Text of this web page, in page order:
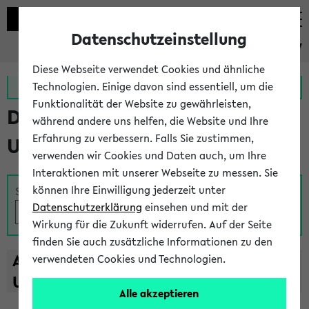
eKVV
Zur MeineUni App Zum MeineUni Portal
Das Lehrangebot der
Universität Bielefeld
Suche
A B C D E F G H I J K L M N O
U
V W X Y
Z
Datenschutzeinstellung
Diese Webseite verwendet Cookies und ähnliche
Technologien. Einige davon sind essentiell, um die
Funktionalität der Website zu gewährleisten,
während andere uns helfen, die Website und Ihre
Erfahrung zu verbessern. Falls Sie zustimmen,
verwenden wir Cookies und Daten auch, um Ihre
Interaktionen mit unserer Webseite zu messen. Sie
können Ihre Einwilligung jederzeit unter
Datenschutzerklärung einsehen und mit der
Wirkung für die Zukunft widerrufen. Auf der Seite
finden Sie auch zusätzliche Informationen zu den
verwendeten Cookies und Technologien.
Alle akzeptieren